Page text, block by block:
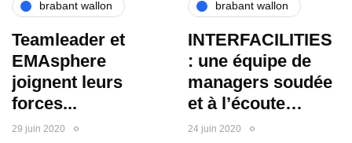
brabant wallon
Teamleader et
EMAsphere
joignent leurs
forces...
29 juin 2020
brabant wallon
INTERFACILITIES
: une équipe de
managers soudée
et à l’écoute…
24 juin 2020